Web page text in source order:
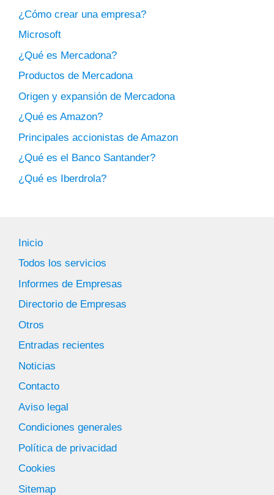
¿Cómo crear una empresa?
Microsoft
¿Qué es Mercadona?
Productos de Mercadona
Origen y expansión de Mercadona
¿Qué es Amazon?
Principales accionistas de Amazon
¿Qué es el Banco Santander?
¿Qué es Iberdrola?
Inicio
Todos los servicios
Informes de Empresas
Directorio de Empresas
Otros
Entradas recientes
Noticias
Contacto
Aviso legal
Condiciones generales
Política de privacidad
Cookies
Sitemap